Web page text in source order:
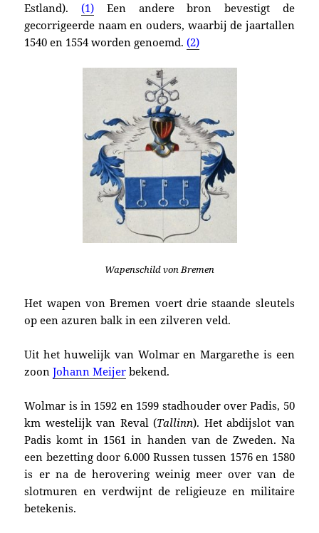
Estland).(1) Een andere bron bevestigt de
gecorrigeerde naam en ouders, waarbij de jaartallen
1540 en 1554 worden genoemd. (2)
Wapenschild von Bremen
Het wapen von Bremen voert drie staande sleutels
op een azuren balk in een zilveren veld.
Uit het huwelijk van Wolmar en Margarethe is een
zoonJohann Meijer bekend.
Wolmar is in 1592 en 1599 stadhou­der over Padis, 50
km westelijk van Reval (Tallinn). Het abdijslot van
Padis komt in 1561 in handen van de Zweden. Na
een bezetting door 6.000 Russen tussen 1576 en 1580
is er na de herovering weinig meer over van de
slotmuren en verdwijnt de religieuze en militaire
betekenis.